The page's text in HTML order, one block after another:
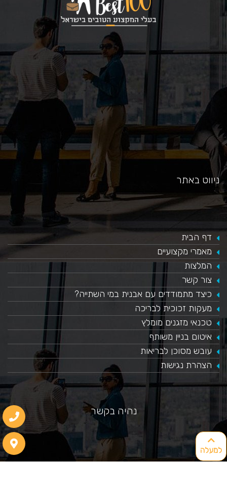
למעלה
ניווט באתר
דף הבית
מאמרי מקצועיים
המלצות
צור קשר
כיצד מתמודדים עם אבנית במי השתייה?
​מעקות זכוכית לבריכה
טכנאי מזגנים מומלץ
איטום בניין משותף
עובש מסוכן לבריאות
הצהרת נגישות
נהיה בקשר